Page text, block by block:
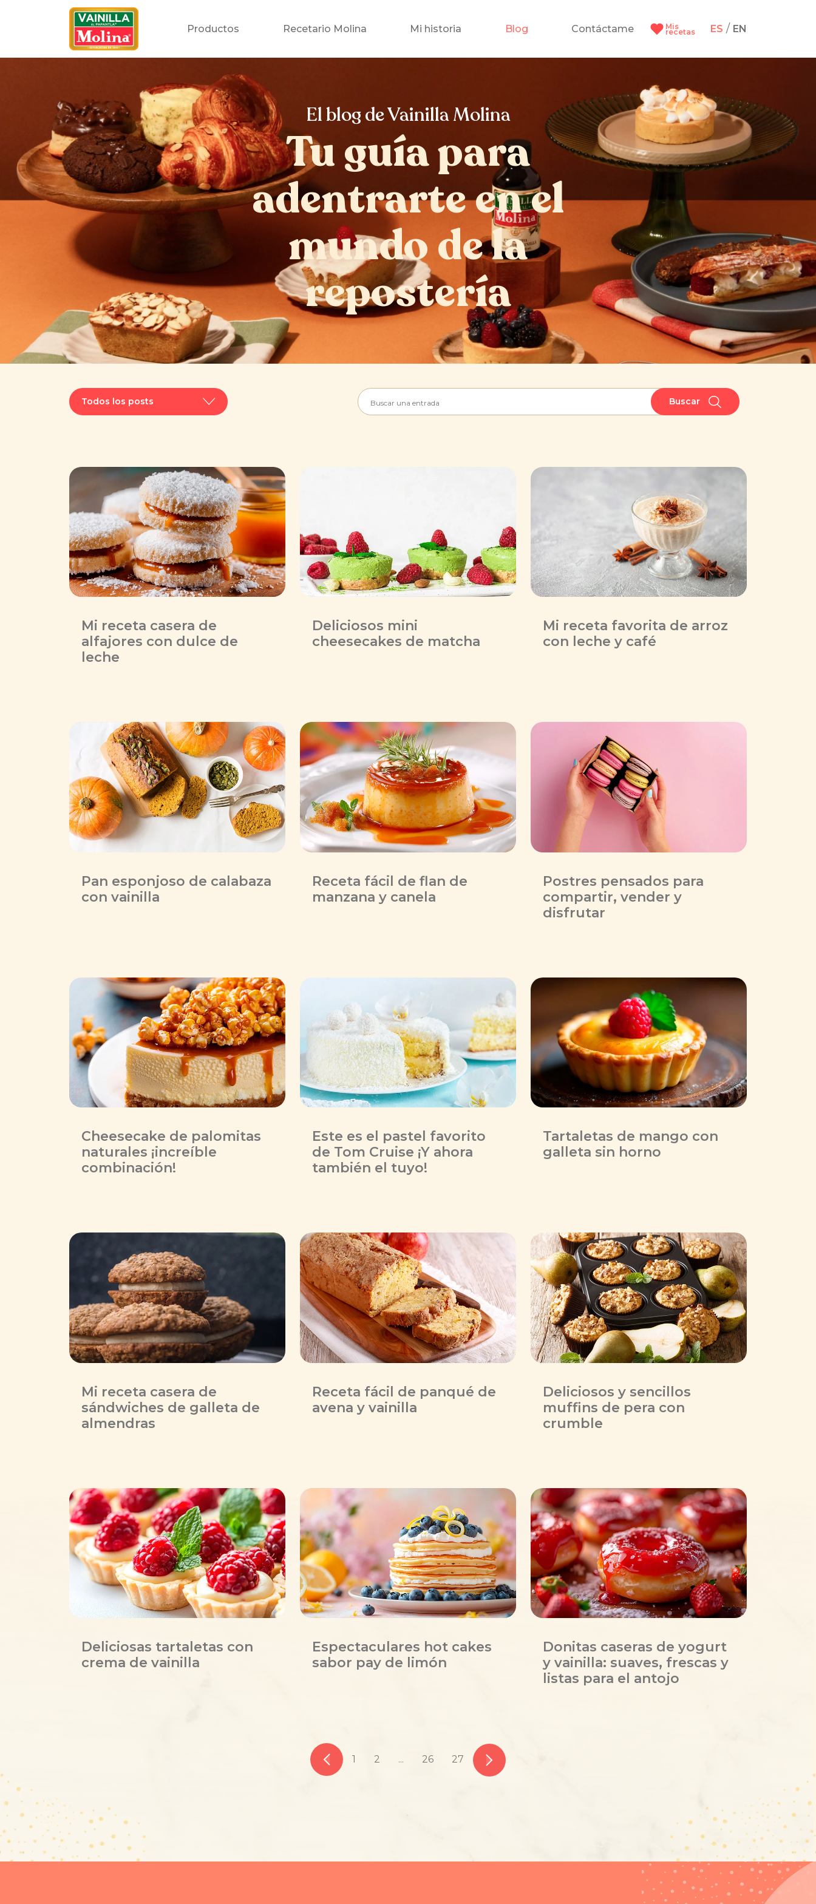
ES / EN
Mis
recetas
Productos Recetario Molina Mi historia Blog Contáctame
El blog de Vainilla Molina
Tu guía para
adentrarte en el
mundo de la
repostería
Todos los posts Buscar
Mi receta casera de
alfajores con dulce de
leche
Deliciosos mini
cheesecakes de matcha
Mi receta favorita de arroz
con leche y café
Pan esponjoso de calabaza
con vainilla
Receta fácil de flan de
manzana y canela
Postres pensados para
compartir, vender y
disfrutar
Cheesecake de palomitas
naturales ¡increíble
combinación!
Este es el pastel favorito
de Tom Cruise ¡Y ahora
también el tuyo!
Tartaletas de mango con
galleta sin horno
Mi receta casera de
sándwiches de galleta de
almendras
Receta fácil de panqué de
avena y vainilla
Deliciosos y sencillos
muffins de pera con
crumble
Deliciosas tartaletas con
crema de vainilla
Espectaculares hot cakes
sabor pay de limón
Donitas caseras de yogurt
y vainilla: suaves, frescas y
listas para el antojo
1 2 ... 26 27